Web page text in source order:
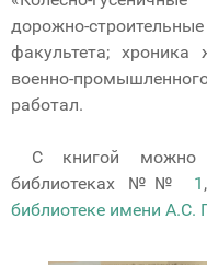
дорожно-
факультета;
военно-
работал.
С книгой можно
библиотеках №№ 1
библиотеке имени А.С.